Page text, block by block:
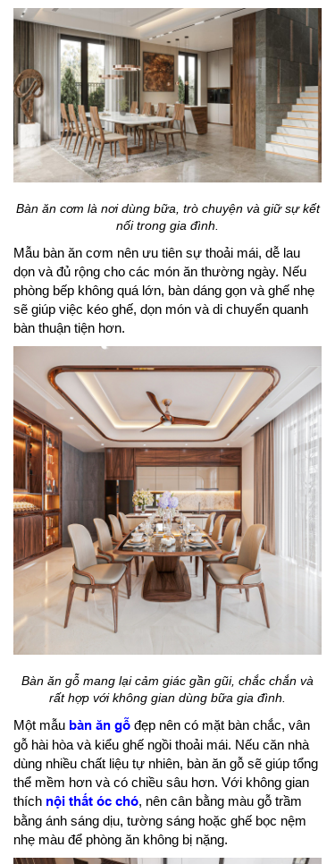
Bàn ăn cơm là nơi dùng bữa, trò chuyện và giữ sự kết
nối trong gia đình.
Mẫu bàn ăn cơm nên ưu tiên sự thoải mái, dễ lau
dọn và đủ rộng cho các món ăn thường ngày. Nếu
phòng bếp không quá lớn, bàn dáng gọn và ghế nhẹ
sẽ giúp việc kéo ghế, dọn món và di chuyển quanh
bàn thuận tiện hơn.
Bàn ăn gỗ mang lại cảm giác gần gũi, chắc chắn và
rất hợp với không gian dùng bữa gia đình.
Một mẫu bàn ăn gỗ đẹp nên có mặt bàn chắc, vân
gỗ hài hòa và kiểu ghế ngồi thoải mái. Nếu căn nhà
dùng nhiều chất liệu tự nhiên, bàn ăn gỗ sẽ giúp tổng
thể mềm hơn và có chiều sâu hơn. Với không gian
thích nội thất óc chó, nên cân bằng màu gỗ trầm
bằng ánh sáng dịu, tường sáng hoặc ghế bọc nệm
nhẹ màu để phòng ăn không bị nặng.